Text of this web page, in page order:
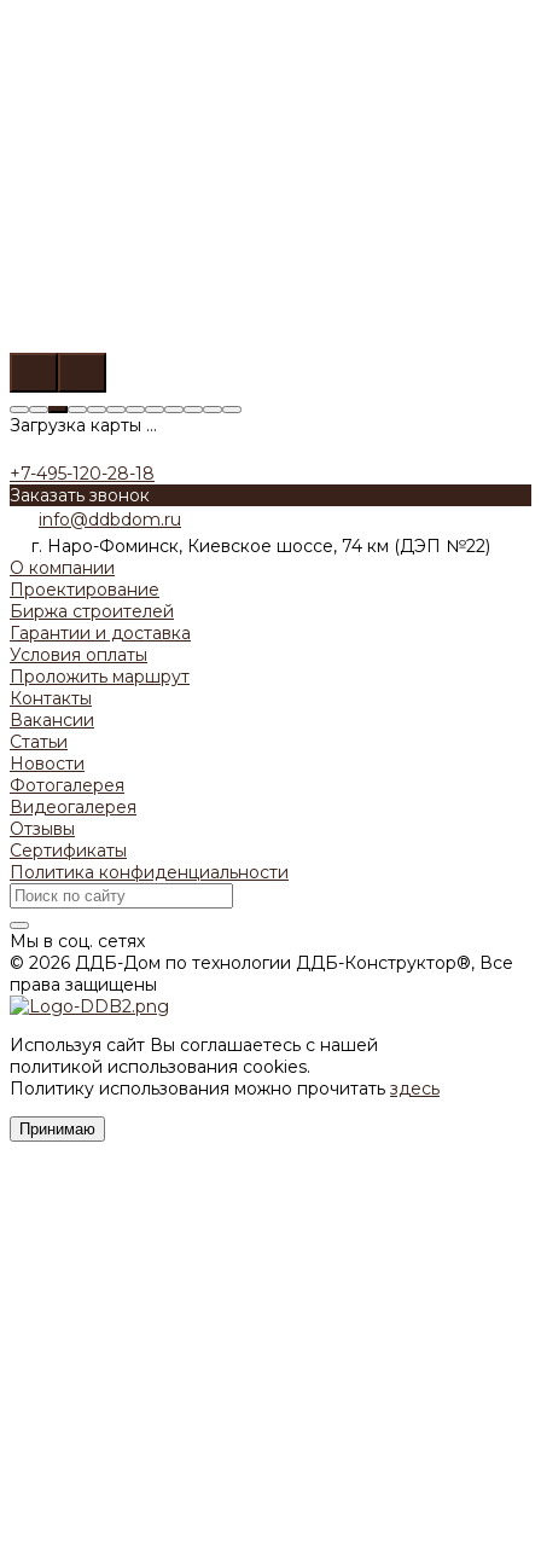
Загрузка карты ...
+7-495-120-28-18
Заказать звонок
info@ddbdom.ru
г. Наро-Фоминск, Киевское шоссе, 74 км (ДЭП №22)
О компании
Проектирование
Биржа строителей
Гарантии и доставка
Условия оплаты
Проложить маршрут
Контакты
Вакансии
Статьи
Новости
Фотогалерея
Видеогалерея
Отзывы
Сертификаты
Политика конфиденциальности
Мы в соц. сетях
© 2026 ДДБ-Дом по технологии ДДБ-Конструктор®, Все
права защищены
Используя сайт Вы соглашаетесь с нашей
политикой использования cookies.
Политику использования можно прочитать здесь
Принимаю